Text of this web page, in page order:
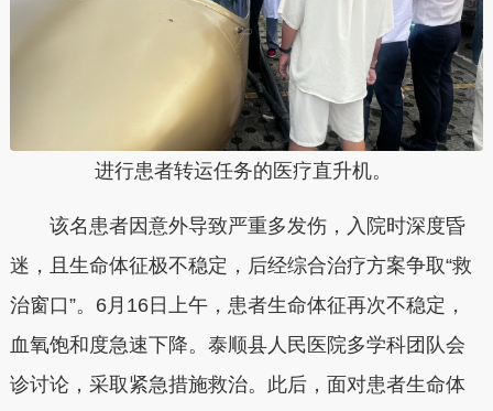
进行患者转运任务的医疗直升机。
该名患者因意外导致严重多发伤，入院时深度昏
迷，且生命体征极不稳定，后经综合治疗方案争取“救
治窗口”。6月16日上午，患者生命体征再次不稳定，
血氧饱和度急速下降。泰顺县人民医院多学科团队会
诊讨论，采取紧急措施救治。此后，面对患者生命体